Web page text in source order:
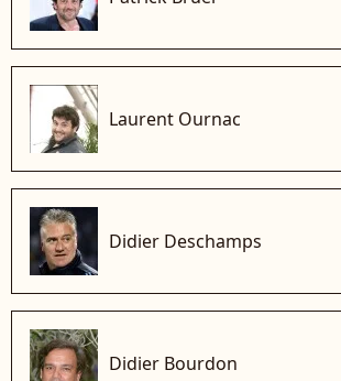
Laurent Ournac
Didier Deschamps
Didier Bourdon